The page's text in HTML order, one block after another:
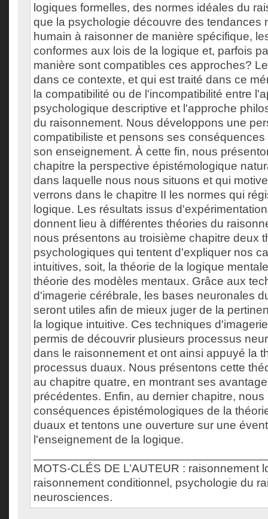
logiques formelles, des normes idéales du
que la psychologie découvre des tendances
humain à raisonner de manière spécifique,
conformes aux lois de la logique et, parfois
manière sont compatibles ces approches?
dans ce contexte, et qui est traité dans ce
la compatibilité ou de l'incompatibilité entre
psychologique descriptive et l'approche
du raisonnement. Nous développons une
compatibiliste et pensons ses
son enseignement. À cette fin, nous
chapitre la perspective épistémologique
dans laquelle nous nous situons et qui
verrons dans le chapitre II les normes qui
logique. Les résultats issus
donnent lieu à différentes théories du
nous présentons au troisième chapitre deux
psychologiques qui tentent d'expliquer nos
intuitives, soit, la théorie de la logique
théorie des modèles mentaux. Grâce aux
d'imagerie cérébrale, les bases neuronales
seront utiles afin de mieux juger de la
la logique intuitive. Ces techniques
permis de découvrir plusieurs processus
dans le raisonnement et ont ainsi appuyé la
processus duaux. Nous présentons cette
au chapitre quatre, en montrant ses
précédentes. Enfin, au dernier chapitre,
conséquences épistémologiques de la
duaux et tentons une ouverture sur une
l'enseignement de la logique.
MOTS-CLÉS DE L’AUTEUR : raisonnement
raisonnement conditionnel, psychologie du
neurosciences.